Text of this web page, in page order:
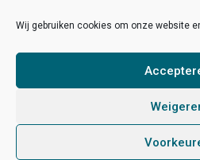
Wij gebruiken cookies om onze website
Sitemap
/ Made by